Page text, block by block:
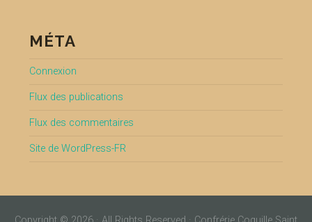
MÉTA
Connexion
Flux des publications
Flux des commentaires
Site de WordPress-FR